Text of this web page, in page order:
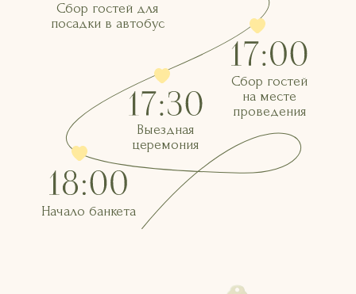
Сбор гостей для
посадки в автобус
Сбор гостей
на месте
проведения
Выездная
церемония
Начало банкета